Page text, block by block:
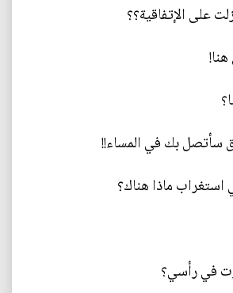
على الإتفاقية؟؟
سأتصل بك في المساء!!
ماذا هناك؟
في رأسي؟